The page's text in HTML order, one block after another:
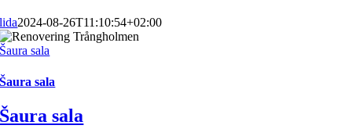
lida2024-08-26T11:10:54+02:00
Šaura sala
Šaura sala
Šaura sala